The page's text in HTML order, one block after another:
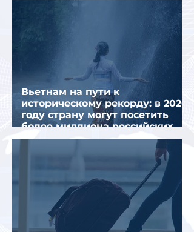
Вьетнам на пути к
историческому рекорду: в 2026
году страну могут посетить
более миллиона российских
туристов